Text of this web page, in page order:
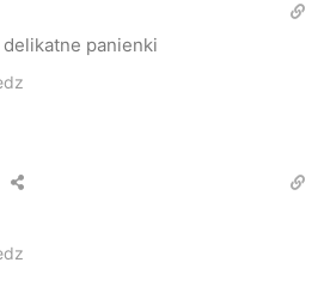
panienki